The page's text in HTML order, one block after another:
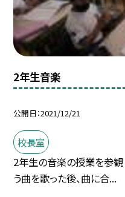
2年生音楽
公開日 2021/12/21
校長室
2年生の音楽の授業を参観
う曲を歌った後、曲に合...